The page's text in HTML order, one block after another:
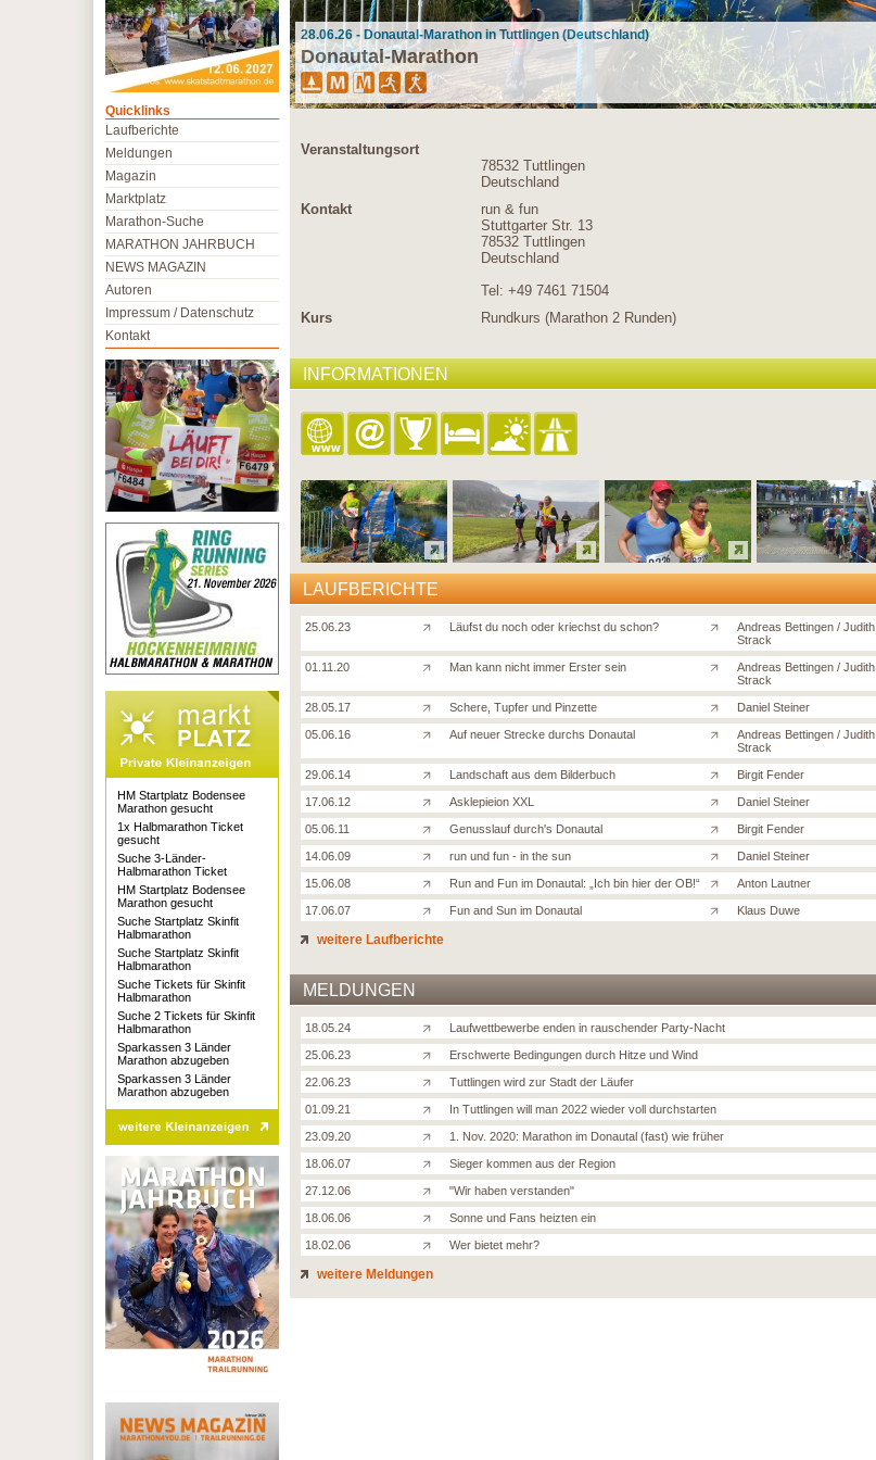
28.06.26 - Donautal-Marathon in Tuttlingen (Deutschland)
Donautal-Marathon
Veranstaltungsort
78532 Tuttlingen
Deutschland
Kontakt
run & fun
Stuttgarter Str. 13
78532 Tuttlingen
Deutschland
Tel: +49 7461 71504
Kurs
Rundkurs (Marathon 2 Runden)
INFORMATIONEN
LAUFBERICHTE
25.06.23 Läufst du noch oder kriechst du schon?
Andreas Bettingen / Judith
Strack
01.11.20 Man kann nicht immer Erster sein
Andreas Bettingen / Judith
Strack
28.05.17 Schere, Tupfer und Pinzette Daniel Steiner
05.06.16 Auf neuer Strecke durchs Donautal
Andreas Bettingen / Judith
Strack
29.06.14 Landschaft aus dem Bilderbuch Birgit Fender
17.06.12 Asklepieion XXL Daniel Steiner
05.06.11 Genusslauf durch's Donautal Birgit Fender
14.06.09 run und fun - in the sun Daniel Steiner
15.06.08 Run and Fun im Donautal: „Ich bin hier der OB!“ Anton Lautner
17.06.07 Fun and Sun im Donautal Klaus Duwe
weitere Laufberichte
MELDUNGEN
18.05.24 Laufwettbewerbe enden in rauschender Party-Nacht
25.06.23 Erschwerte Bedingungen durch Hitze und Wind
22.06.23 Tuttlingen wird zur Stadt der Läufer
01.09.21 In Tuttlingen will man 2022 wieder voll durchstarten
23.09.20 1. Nov. 2020: Marathon im Donautal (fast) wie früher
18.06.07 Sieger kommen aus der Region
27.12.06 "Wir haben verstanden"
18.06.06 Sonne und Fans heizten ein
18.02.06 Wer bietet mehr?
weitere Meldungen
Quicklinks
Laufberichte
Meldungen
Magazin
Marktplatz
Marathon-Suche
MARATHON JAHRBUCH
NEWS MAGAZIN
Autoren
Impressum / Datenschutz
Kontakt
HM Startplatz Bodensee
Marathon gesucht
1x Halbmarathon Ticket
gesucht
Suche 3-Länder-
Halbmarathon Ticket
HM Startplatz Bodensee
Marathon gesucht
Suche Startplatz Skinfit
Halbmarathon
Suche Startplatz Skinfit
Halbmarathon
Suche Tickets für Skinfit
Halbmarathon
Suche 2 Tickets für Skinfit
Halbmarathon
Sparkassen 3 Länder
Marathon abzugeben
Sparkassen 3 Länder
Marathon abzugeben